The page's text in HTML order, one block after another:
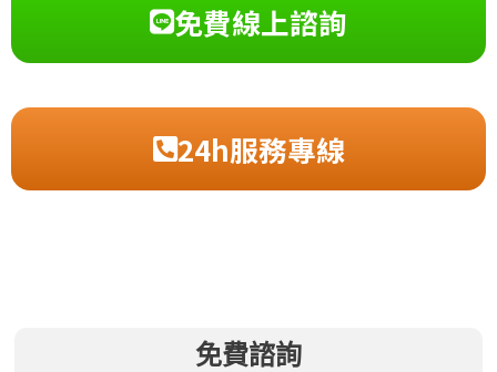
免費線上諮詢
24h服務專線
免費諮詢